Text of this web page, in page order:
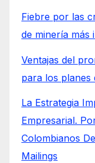
Fiebre por las
de minería más
Ventajas del
para los planes
La Estrategia
Empresarial.
Colombianos
Mailings